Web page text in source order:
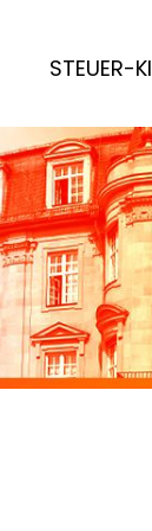
STEUER-KI